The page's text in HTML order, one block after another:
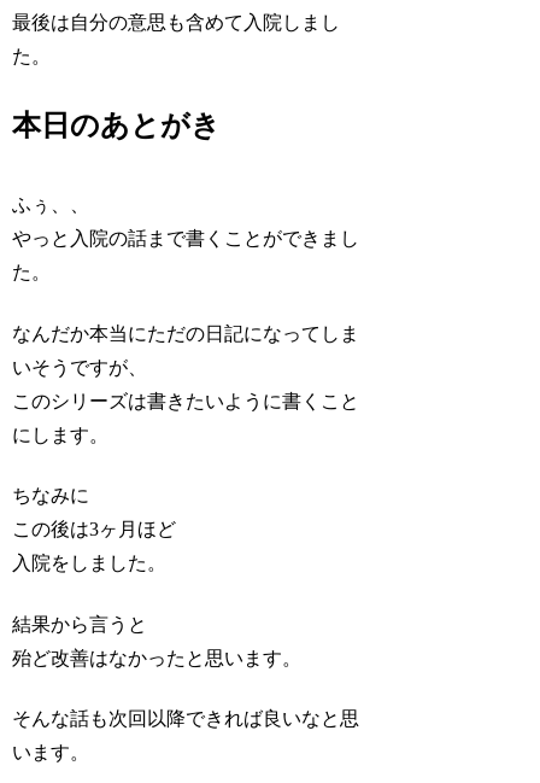
最後は自分の意思も含めて入院しまし
た。
本日のあとがき
ふぅ、、
やっと入院の話まで書くことができまし
た。
なんだか本当にただの日記になってしま
いそうですが、
このシリーズは書きたいように書くこと
にします。
ちなみに
この後は3ヶ月ほど
入院をしました。
結果から言うと
殆ど改善はなかったと思います。
そんな話も次回以降できれば良いなと思
います。